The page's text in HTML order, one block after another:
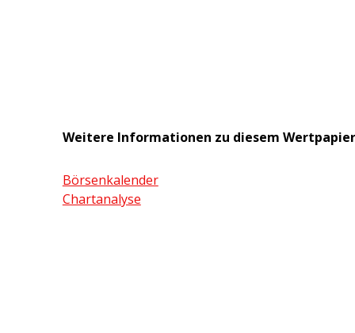
Weitere Informationen zu diesem Wertpapier
Börsenkalender
Chartanalyse